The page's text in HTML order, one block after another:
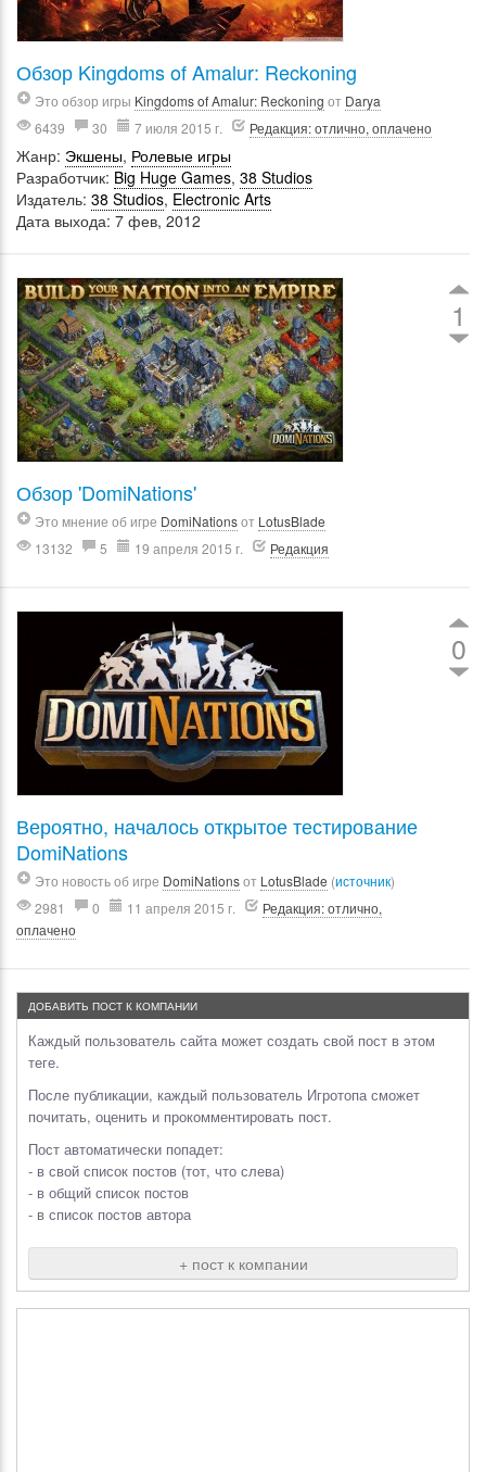
Обзор Kingdoms of Amalur: Reckoning
Это обзор игры Kingdoms of Amalur: Reckoning от Darya
6439
30 7 июля 2015 г. Редакция: отлично, оплачено
Жанр: Экшены, Ролевые игры
Разработчик: Big Huge Games, 38 Studios
Издатель: 38 Studios, Electronic Arts
Дата выхода: 7 фев, 2012
1
Обзор 'DomiNations'
Это мнение об игре DomiNationsот LotusBlade
13132
5 19 апреля 2015 г. Редакция
0
Вероятно, началось открытое тестирование
DomiNations
Это новость об игре DomiNationsот LotusBlade (источник)
2981
0 11 апреля 2015 г.
Редакция: отлично,
оплачено
ДОБАВИТЬ ПОСТ К КОМПАНИИ
Каждый пользователь сайта может создать свой пост в этом
теге.
После публикации, каждый пользователь Игротопа сможет
почитать, оценить и прокомментировать пост.
Пост автоматически попадет:
- в свой список постов (тот, что слева)
- в общий список постов
- в список постов автора
+ пост к компании